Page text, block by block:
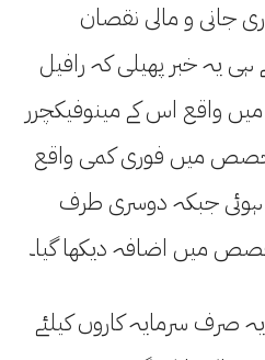
جانی و مالی نقصان
ہی یہ خبر پھیلی کہ رافیل
میں واقع اس کے مینوفیکچرر
حصص میں فوری کمی واقع
ہوئی جبکہ دوسری طرف J10 طیارے تیار کرنے والی
میں اضافہ دیکھا گیا۔
یہ صرف سرمایہ کاروں کیلئے